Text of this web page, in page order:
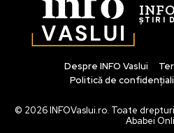
ȘTIRI
Despre INFO Vaslui
Politică de
© 2026 INFOVaslui.ro. Toate
Ababei